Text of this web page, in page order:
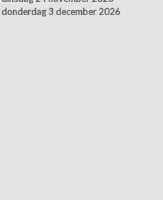
donderdag 3 december 2026